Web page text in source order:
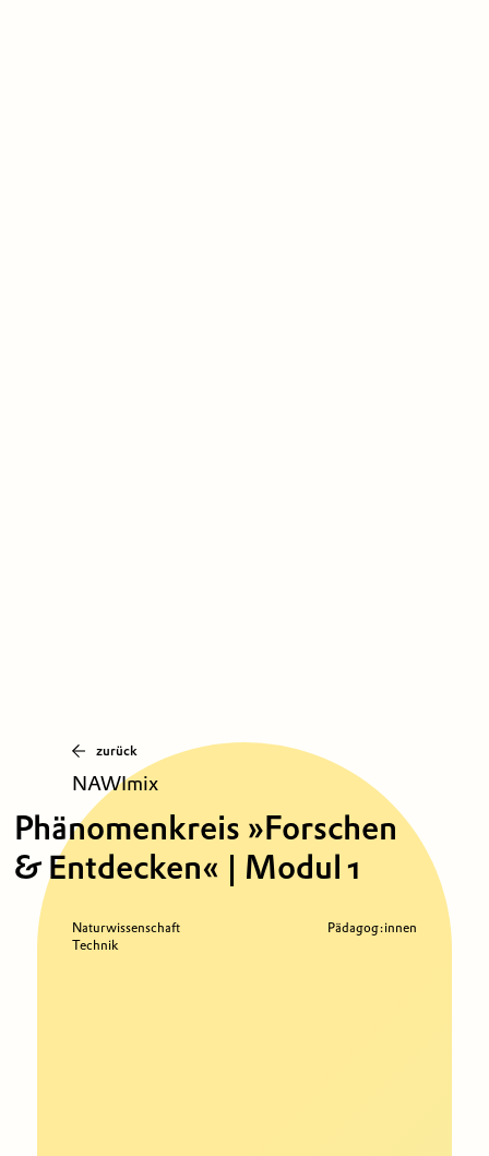
zurück
NAWImix
Phänomenkreis »Forschen
& Entdecken« | Modul 1
Naturwissenschaft
Technik
Pädagog:innen